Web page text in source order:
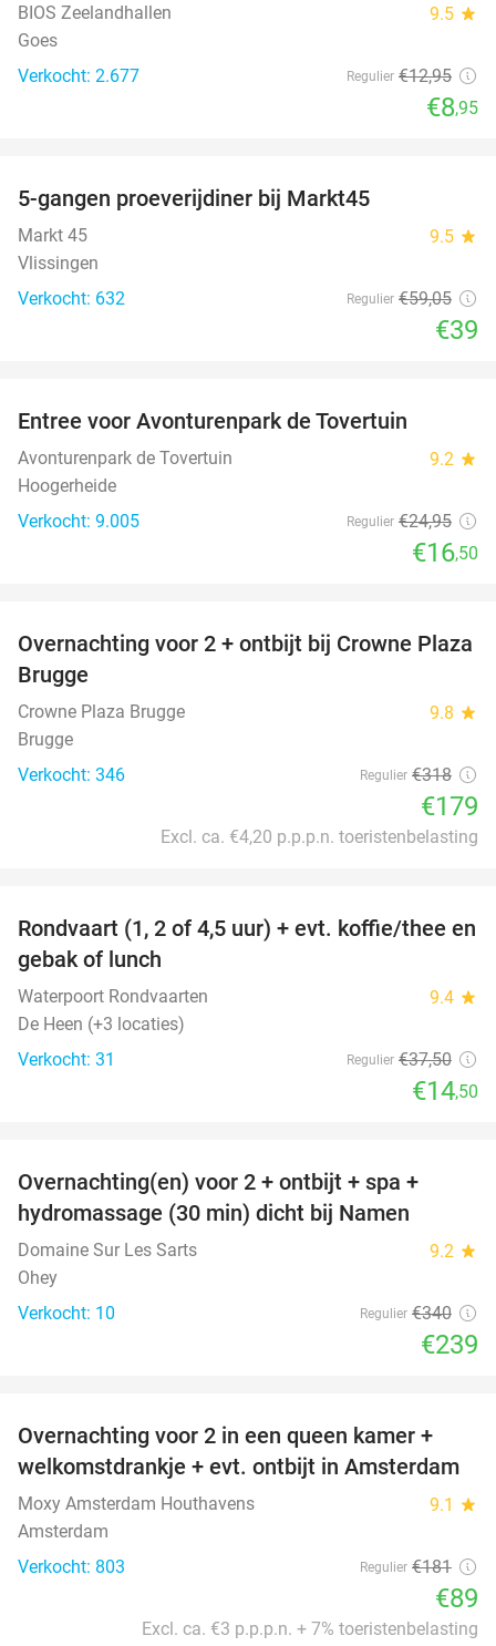
BIOS Zeelandhallen 9.5 star
Goes
Verkocht: 2.677
Regulier €12,95
€8,95
5-gangen proeverijdiner bij Markt45
Markt 45 9.5 star
Vlissingen
Verkocht: 632
Regulier €59,05
€39
Entree voor Avonturenpark de Tovertuin
Avonturenpark de Tovertuin 9.2 star
Hoogerheide
Verkocht: 9.005
Regulier €24,95
€16,50
44%
Overnachting voor 2 + ontbijt bij Crowne Plaza
Brugge
Crowne Plaza Brugge 9.8 star
Brugge
Verkocht: 346
Regulier €318
€179
Excl. ca. €4,20 p.p.p.n. toeristenbelasting
61%
Rondvaart (1, 2 of 4,5 uur) + evt. koffie/thee en
gebak of lunch
Waterpoort Rondvaarten 9.4 star
De Heen (+3 locaties)
Verkocht: 31
Regulier €37,50
€14,50
Overnachting(en) voor 2 + ontbijt + spa +
hydromassage (30 min) dicht bij Namen
Domaine Sur Les Sarts 9.2 star
Ohey
Verkocht: 10
Regulier €340
€239
51%
Overnachting voor 2 in een queen kamer +
welkomstdrankje + evt. ontbijt in Amsterdam
Moxy Amsterdam Houthavens 9.1 star
Amsterdam
Verkocht: 803
Regulier €181
€89
Excl. ca. €3 p.p.p.n. + 7% toeristenbelasting